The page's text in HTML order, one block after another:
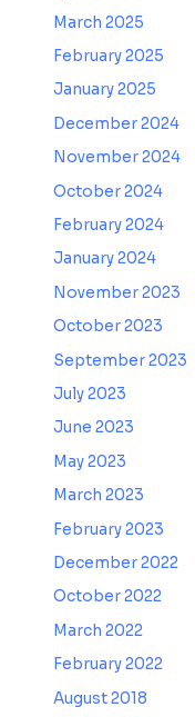
March 2025
February 2025
January 2025
December 2024
November 2024
October 2024
February 2024
January 2024
November 2023
October 2023
September 2023
July 2023
June 2023
May 2023
March 2023
February 2023
December 2022
October 2022
March 2022
February 2022
August 2018